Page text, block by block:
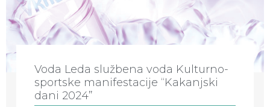
Voda Leda službena voda Kulturno-
sportske manifestacije “Kakanjski
dani 2024”